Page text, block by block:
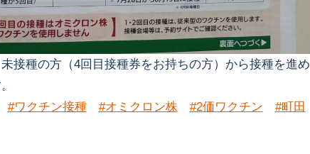
接種の方（4回目接種券をお持ちの方）から接種を進め
#ワクチン接種 #オミクロン株 #2価ワクチン
#町田